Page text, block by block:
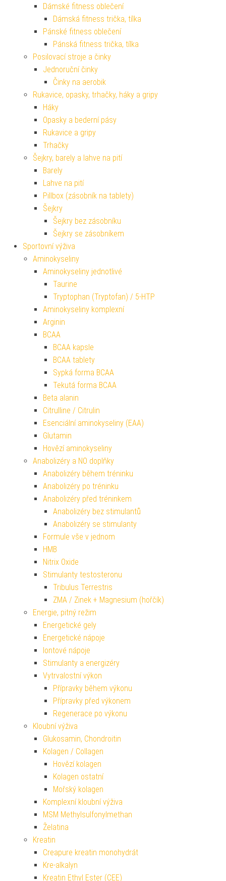
Dámské fitness oblečení
Dámská fitness trička, tílka
Pánské fitness oblečení
Pánská fitness trička, tílka
Posilovací stroje a činky
Jednoruční činky
Činky na aerobik
Rukavice, opasky, trhačky, háky a gripy
Háky
Opasky a bederní pásy
Rukavice a gripy
Trhačky
Šejkry, barely a lahve na pití
Barely
Lahve na pití
Pillbox (zásobník na tablety)
Šejkry
Šejkry bez zásobníku
Šejkry se zásobníkem
Sportovní výživa
Aminokyseliny
Aminokyseliny jednotlivé
Taurine
Tryptophan (Tryptofan) / 5-HTP
Aminokyseliny komplexní
Arginin
BCAA
BCAA kapsle
BCAA tablety
Sypká forma BCAA
Tekutá forma BCAA
Beta alanin
Citrulline / Citrulin
Esenciální aminokyseliny (EAA)
Glutamin
Hovězí aminokyseliny
Anabolizéry a NO doplňky
Anabolizéry během tréninku
Anabolizéry po tréninku
Anabolizéry před tréninkem
Anabolizéry bez stimulantů
Anabolizéry se stimulanty
Formule vše v jednom
HMB
Nitrix Oxide
Stimulanty testosteronu
Tribulus Terrestris
ZMA / Zinek + Magnesium (hořčík)
Energie, pitný režim
Energetické gely
Energetické nápoje
Iontové nápoje
Stimulanty a energizéry
Vytrvalostní výkon
Přípravky během výkonu
Přípravky před výkonem
Regenerace po výkonu
Kloubní výživa
Glukosamin, Chondroitin
Kolagen / Collagen
Hovězí kolagen
Kolagen ostatní
Mořský kolagen
Komplexní kloubní výživa
MSM Methylsulfonylmethan
Želatina
Kreatin
Creapure kreatin monohydrát
Kre-alkalyn
Kreatin Ethyl Ester (CEE)